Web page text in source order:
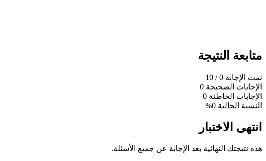
متابعة النتيجة
تمت الإجابة 0
/ 10
الإجابات الصحيحة 0
الإجابات الخاطئة 0
النسبة الحالية 0%
انتهى الاختبار
هذه نتيجتك النهائية بعد الإجابة عن جميع الأسئلة.